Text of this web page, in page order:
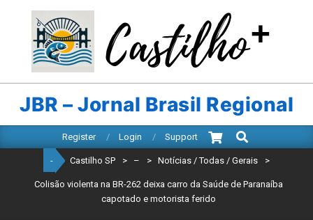
content
CASTILHO
SP
JBR – Jornal Brasil Regional
Navigation
Register Login Support
Search
- Castilho SP > – > Notícias / Todas / Gerais >
Colisão violenta na BR-262 deixa carro da Saúde de Paranaíba
capotado e motorista ferido